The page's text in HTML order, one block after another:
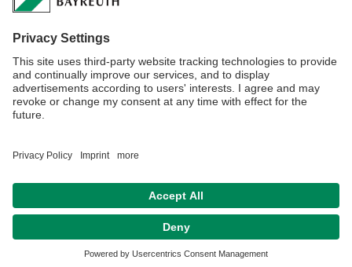
PD Dr. Henning Tümmers, Institut für Ethik und Geschichte
der Medizin, Universitätsklinikum Tübingen
Gefördert durch die Deutsche Forschungsgemeinschaft:
Link zu Gepris
Barrierefreiheitserklärung
Hausordnung
Sitemap Kontakt